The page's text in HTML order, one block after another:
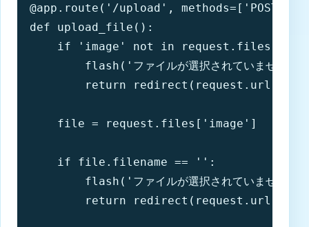
@app.route('/upload', methods=['POST'])
def upload_file():
    if 'image' not in request.files:
        flash('ファイルが選択されていません')
        return redirect(request.url)
    file = request.files['image']
    if file.filename == '':
        flash('ファイルが選択されていません')
        return redirect(request.url)